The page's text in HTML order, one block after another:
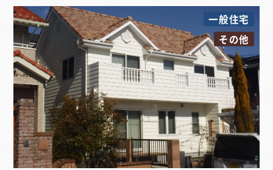
一般住宅
その他